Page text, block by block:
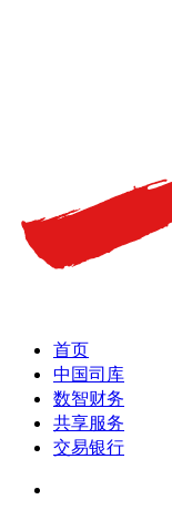
首页
中国司库
数智财务
共享服务
交易银行